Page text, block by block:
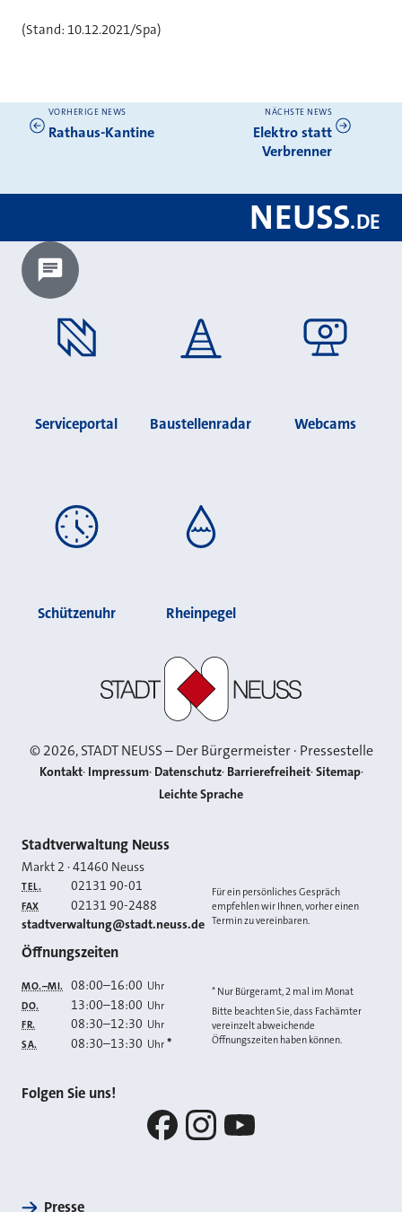
(Stand: 10.12.2021/Spa)
Weitere News
VORHERIGE NEWS
Rathaus-Kantine
NÄCHSTE NEWS
Elektro statt
Verbrenner
NEUSS.DE
Chatbot laden?
Serviceportal Baustellenradar Webcams
Schützenuhr Rheinpegel
©2026, STADT NEUSS – Der Bürgermeister · Pressestelle
Kontakt Impressum Datenschutz Barrierefreiheit Sitemap
Leichte Sprache
Kontakt
Stadtverwaltung Neuss
Markt 2 ·41460 Neuss
TEL. 02131 90-01
FAX 02131 90-2488
E-MAIL
stadtverwaltung@stadt.neuss.de
Für ein persönliches Gespräch
empfehlen wir Ihnen, vorher einen
Termin zu vereinbaren.
Öffnungszeiten
MO.–MI. 08:00–16:00 Uhr
DO. 13:00–18:00 Uhr
FR. 08:30–12:30 Uhr
SA. 08:30–13:30 Uhr *
* Nur Bürgeramt, 2 mal im Monat
Bitte beachten Sie, dass Fachämter
vereinzelt abweichende
Öffnungszeiten haben können.
Folgen Sie uns!
Presse